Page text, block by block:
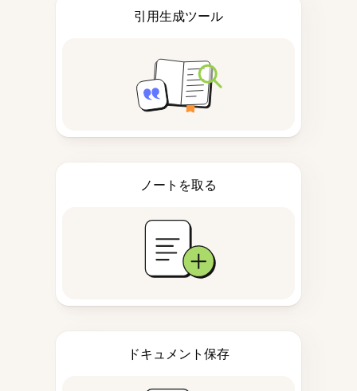
引用生成ツール
ノートを取る
ドキュメント保存